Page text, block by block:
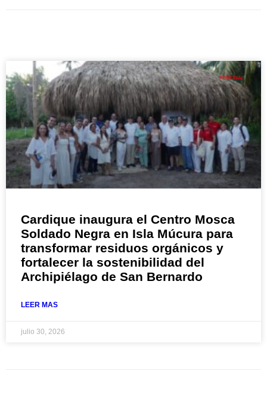
REGIONAL
Cardique inaugura el Centro Mosca
Soldado Negra en Isla Múcura para
transformar residuos orgánicos y
fortalecer la sostenibilidad del
Archipiélago de San Bernardo
LEER MAS
julio 30, 2026